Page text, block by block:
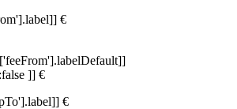
€
]] €
€